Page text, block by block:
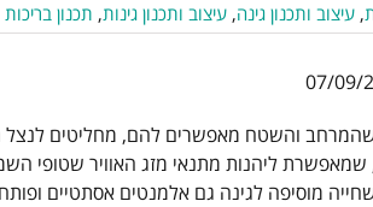
, עיצוב ותכנון גינה, עיצוב ותכנון גינות, תכנון
והשטח מאפשרים להם, מחליטים
ליהנות מתנאי מזג האוויר שטופי
מוסיפה לגינה גם אלמנטים אסתטיים